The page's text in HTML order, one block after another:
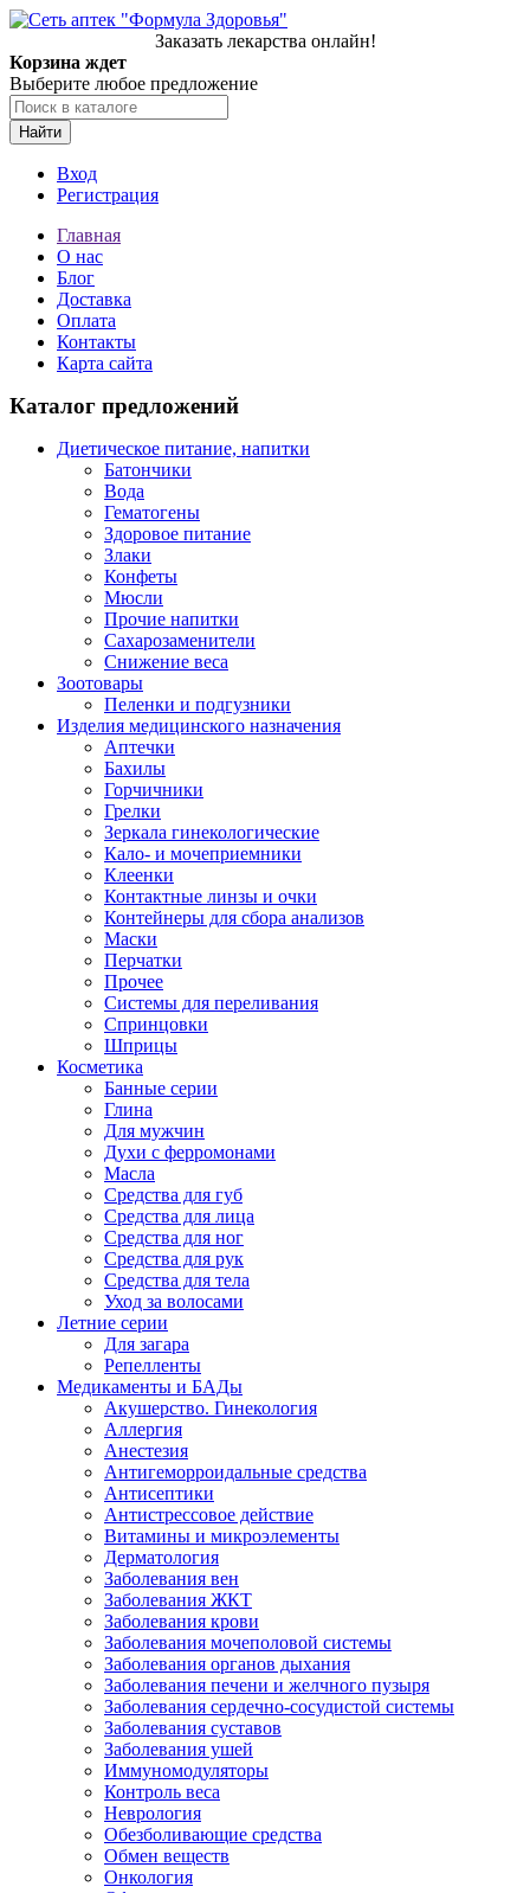
Заказать лекарства онлайн!
Корзина ждет
Выберите любое предложение
Найти
Вход
Регистрация
Главная
О нас
Блог
Доставка
Оплата
Контакты
Карта сайта
Каталог предложений
Диетическое питание, напитки
Батончики
Вода
Гематогены
Здоровое питание
Злаки
Конфеты
Мюсли
Прочие напитки
Сахарозаменители
Снижение веса
Зоотовары
Пеленки и подгузники
Изделия медицинского назначения
Аптечки
Бахилы
Горчичники
Грелки
Зеркала гинекологические
Кало- и мочеприемники
Клеенки
Контактные линзы и очки
Контейнеры для сбора анализов
Маски
Перчатки
Прочее
Системы для переливания
Спринцовки
Шприцы
Косметика
Банные серии
Глина
Для мужчин
Духи с ферромонами
Масла
Средства для губ
Средства для лица
Средства для ног
Средства для рук
Средства для тела
Уход за волосами
Летние серии
Для загара
Репелленты
Медикаменты и БАДы
Акушерство. Гинекология
Аллергия
Анестезия
Антигеморроидальные средства
Антисептики
Антистрессовое действие
Витамины и микроэлементы
Дерматология
Заболевания вен
Заболевания ЖКТ
Заболевания крови
Заболевания мочеполовой системы
Заболевания органов дыхания
Заболевания печени и желчного пузыря
Заболевания сердечно-сосудистой системы
Заболевания суставов
Заболевания ушей
Иммуномодуляторы
Контроль веса
Неврология
Обезболивающие средства
Обмен веществ
Онкология